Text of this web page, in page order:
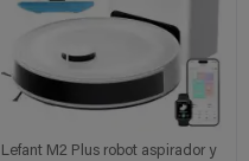
Lefant M2 Plus robot aspirador y